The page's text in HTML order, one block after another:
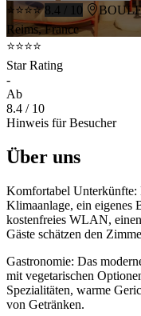
⭐⭐⭐⭐ 8.4 / 10
Reims, France
⭐⭐⭐⭐
Star Rating
-
Ab
8.4 / 10
Hinweis für Besucher
Über uns
Komfortabel Unterkünfte:
Klimaanlage, ein eigenes
kostenfreies WLAN,
Gäste schätzen den
Gastronomie: Das
mit vegetarischen
Spezialitäten, warme
von Getränken.